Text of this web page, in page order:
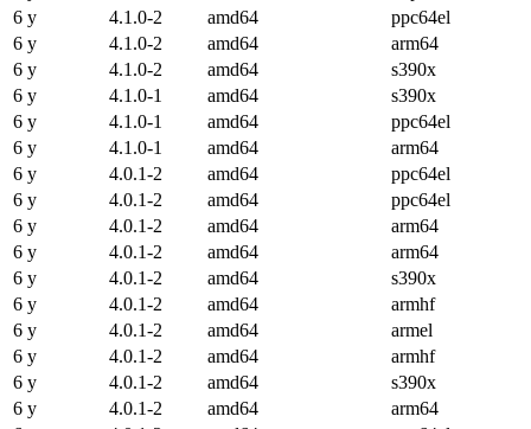
6 y
4.1.0-2 amd64
ppc64el
6 y
4.1.0-2 amd64
arm64
6 y
4.1.0-2 amd64
s390x
6 y
4.1.0-1 amd64
s390x
6 y
4.1.0-1 amd64
ppc64el
6 y
4.1.0-1 amd64
arm64
6 y
4.0.1-2 amd64
ppc64el
6 y
4.0.1-2 amd64
ppc64el
6 y
4.0.1-2 amd64
arm64
6 y
4.0.1-2 amd64
arm64
6 y
4.0.1-2 amd64
s390x
6 y
4.0.1-2 amd64
armhf
6 y
4.0.1-2 amd64
armel
6 y
4.0.1-2 amd64
armhf
6 y
4.0.1-2 amd64
s390x
6 y
4.0.1-2 amd64
arm64